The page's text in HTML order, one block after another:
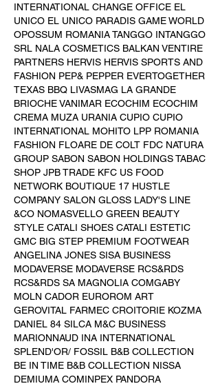
INTERNATIONAL CHANGE OFFICE EL
UNICO EL UNICO PARADIS GAME WORLD
OPOSSUM ROMANIA TANGGO INTANGGO
SRL NALA COSMETICS BALKAN VENTIRE
PARTNERS HERVIS HERVIS SPORTS AND
FASHION PEP& PEPPER EVERTOGETHER
TEXAS BBQ LIVASMAG LA GRANDE
BRIOCHE VANIMAR ECOCHIM ECOCHIM
CREMA MUZA URANIA CUPIO CUPIO
INTERNATIONAL MOHITO LPP ROMANIA
FASHION FLOARE DE COLT FDC NATURA
GROUP SABON SABON HOLDINGS TABAC
SHOP JPB TRADE KFC US FOOD
NETWORK BOUTIQUE 17 HUSTLE
COMPANY SALON GLOSS LADY'S LINE
&CO NOMASVELLO GREEN BEAUTY
STYLE CATALI SHOES CATALI ESTETIC
GMC BIG STEP PREMIUM FOOTWEAR
ANGELINA JONES SISA BUSINESS
MODAVERSE MODAVERSE RCS&RDS
RCS&RDS SA MAGNOLIA COMGABY
MOLN CADOR EUROROM ART
GEROVITAL FARMEC CROITORIE KOZMA
DANIEL 84 SILCA M&C BUSINESS
MARIONNAUD INA INTERNATIONAL
SPLEND'OR/ FOSSIL B&B COLLECTION
BE IN TIME B&B COLLECTION NISSA
DEMIUMA COMINPEX PANDORA